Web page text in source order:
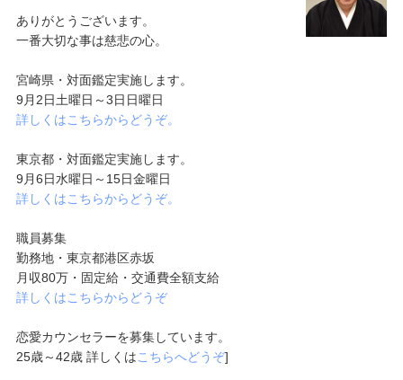
ありがとうございます。
一番大切な事は慈悲の心。
宮崎県・対面鑑定実施します。
9月2日土曜日～3日日曜日
詳しくはこちらからどうぞ。
東京都・対面鑑定実施します。
9月6日水曜日～15日金曜日
詳しくはこちらからどうぞ。
職員募集
勤務地・東京都港区赤坂
月収80万・固定給・交通費全額支給
詳しくはこちらからどうぞ
恋愛カウンセラーを募集しています。
25歳～42歳 詳しくはこちらへどうぞ]